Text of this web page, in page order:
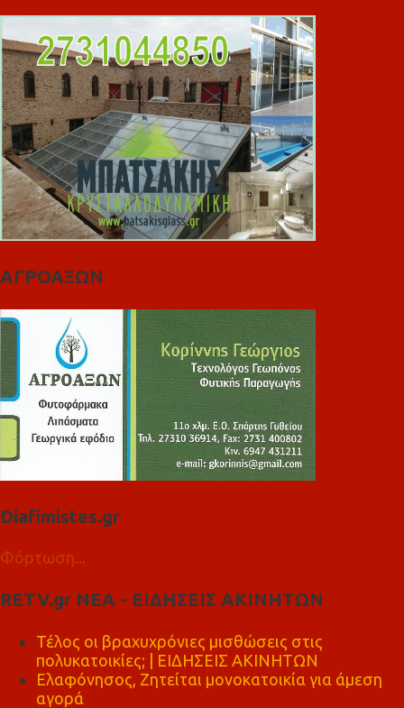
ΑΓΡΟΑΞΩΝ
Diafimistes.gr
Φόρτωση...
RETV.gr ΝΕΑ - ΕΙΔΗΣΕΙΣ ΑΚΙΝΗΤΩΝ
Τέλος οι βραχυχρόνιες μισθώσεις στις
πολυκατοικίες; | ΕΙΔΗΣΕΙΣ ΑΚΙΝΗΤΩΝ
Ελαφόνησος, Ζητείται μονοκατοικία για άμεση
αγορά